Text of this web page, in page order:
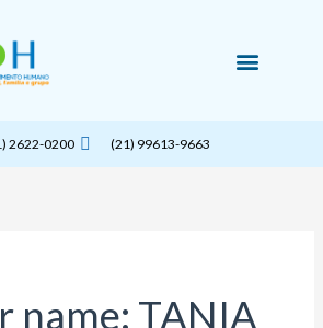
2622-0200 (21) 99613-9663
name: TANIA